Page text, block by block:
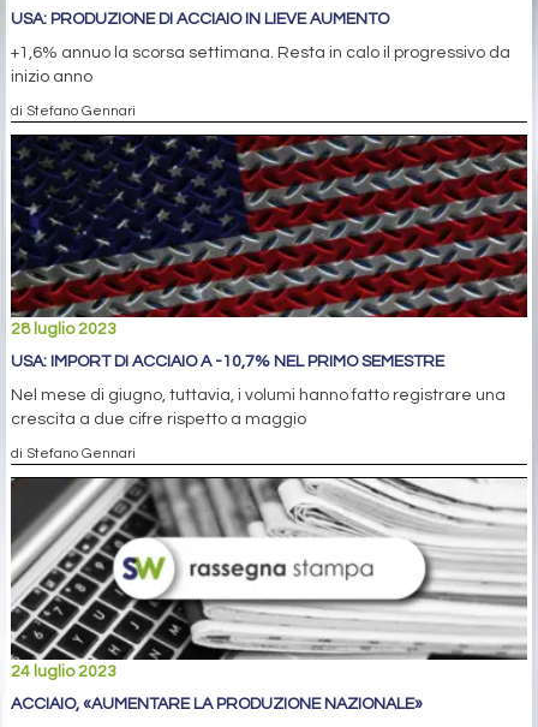
USA: PRODUZIONE DI ACCIAIO IN LIEVE AUMENTO
+1,6% annuo la scorsa settimana. Resta in calo il progressivo da
inizio anno
di Stefano Gennari
28 luglio 2023
USA: IMPORT DI ACCIAIO A -10,7% NEL PRIMO SEMESTRE
Nel mese di giugno, tuttavia, i volumi hanno fatto registrare una
crescita a due cifre rispetto a maggio
di Stefano Gennari
24 luglio 2023
ACCIAIO, «AUMENTARE LA PRODUZIONE NAZIONALE»